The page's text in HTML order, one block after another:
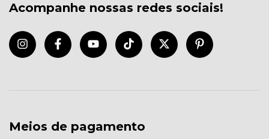
Acompanhe nossas redes sociais!
Meios de pagamento